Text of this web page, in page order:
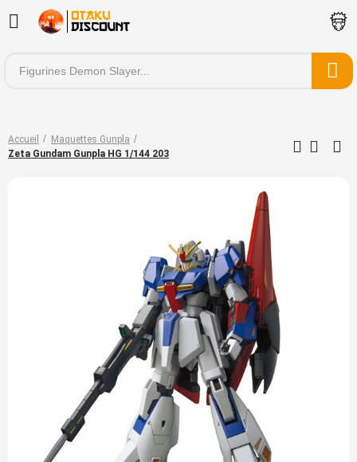
Accueil
Maquettes Gunpla
Zeta Gundam Gunpla HG 1/144 203